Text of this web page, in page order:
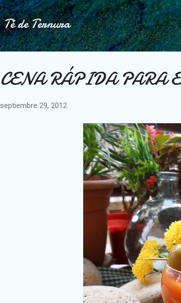
Ir al
Té de Ternura
CENA RÁPIDA PARA
septiembre 29, 2012